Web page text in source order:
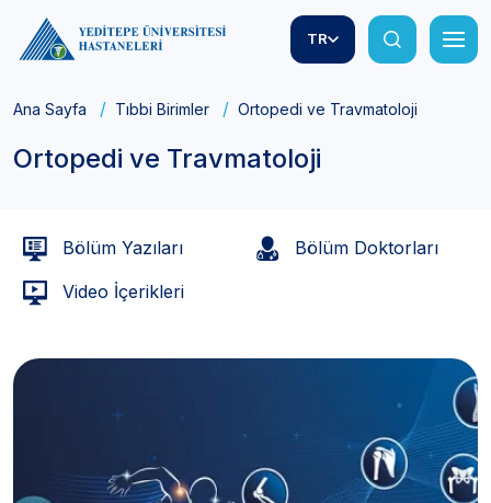
TR
Ana Sayfa Tıbbi Birimler Ortopedi ve Travmatoloji
Ortopedi ve Travmatoloji
Bölüm Yazıları
Bölüm Doktorları
Video İçerikleri